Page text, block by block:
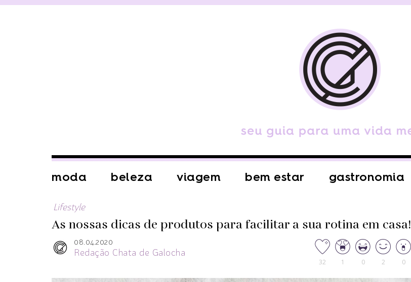
moda beleza viagem bem estar gastronomia
Lifestyle
As nossas dicas de produtos para facilitar a sua rotina em casa!
08.04.2020
Redação Chata de Galocha
32 1 0 2 0